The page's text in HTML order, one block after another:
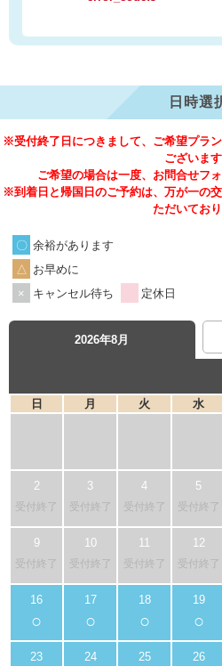
日時選
※受付終了日につきまして、ご希望プラ
ございます
ご希望の場合は一度、お問合せフ
※到着日と帰国日のご予約は、万が一の
ただいてお
余裕があります
お早めに
キャンセル待ち
定休日
2026年8月
日 月 火 水
受付終了 受付終了 受付終了 受付終了
受付終了 受付終了 受付終了 受付終了
○ ○ ○ ○